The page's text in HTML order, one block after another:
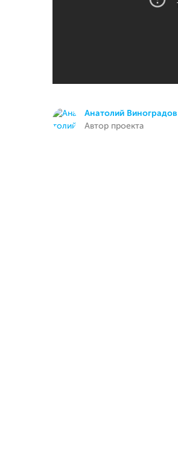
Анатолий Виноградов
Автор проекта